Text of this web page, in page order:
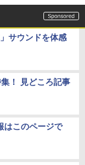
サウンドを体感
！ 見どころ記事
はこのページで